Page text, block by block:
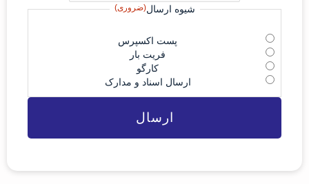
شیوه ارسال(ضروری)
پست اکسپرس
فریت بار
کارگو
ارسال اسناد و مدارک